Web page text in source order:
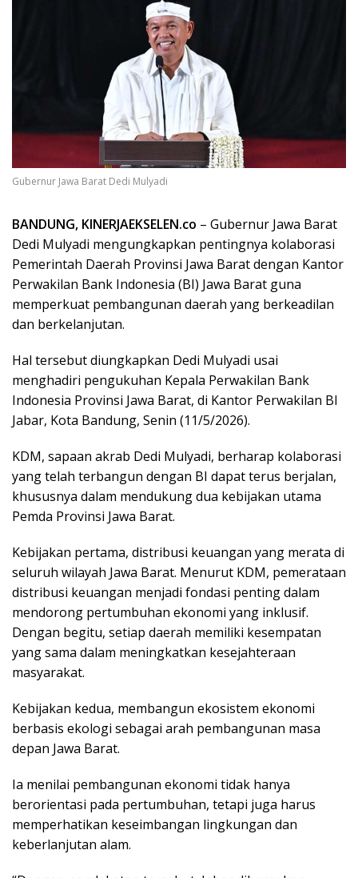
Gubernur Jawa Barat Dedi Mulyadi
BANDUNG, KINERJAEKSELEN.co – Gubernur Jawa Barat
Dedi Mulyadi mengungkapkan pentingnya kolaborasi
Pemerintah Daerah Provinsi Jawa Barat dengan Kantor
Perwakilan Bank Indonesia (BI) Jawa Barat guna
memperkuat pembangunan daerah yang berkeadilan
dan berkelanjutan.
Hal tersebut diungkapkan Dedi Mulyadi usai
menghadiri pengukuhan Kepala Perwakilan Bank
Indonesia Provinsi Jawa Barat, di Kantor Perwakilan BI
Jabar, Kota Bandung, Senin (11/5/2026).
KDM, sapaan akrab Dedi Mulyadi, berharap kolaborasi
yang telah terbangun dengan BI dapat terus berjalan,
khususnya dalam mendukung dua kebijakan utama
Pemda Provinsi Jawa Barat.
Kebijakan pertama, distribusi keuangan yang merata di
seluruh wilayah Jawa Barat. Menurut KDM, pemerataan
distribusi keuangan menjadi fondasi penting dalam
mendorong pertumbuhan ekonomi yang inklusif.
Dengan begitu, setiap daerah memiliki kesempatan
yang sama dalam meningkatkan kesejahteraan
masyarakat.
Kebijakan kedua, membangun ekosistem ekonomi
berbasis ekologi sebagai arah pembangunan masa
depan Jawa Barat.
Ia menilai pembangunan ekonomi tidak hanya
berorientasi pada pertumbuhan, tetapi juga harus
memperhatikan keseimbangan lingkungan dan
keberlanjutan alam.